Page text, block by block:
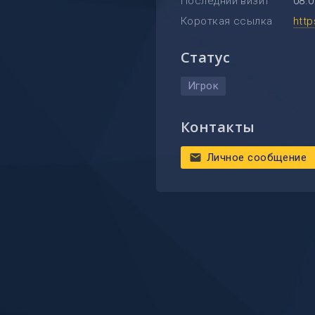
Короткая ссылка
Статус
Игрок
Контакты
mail Личное сообщение